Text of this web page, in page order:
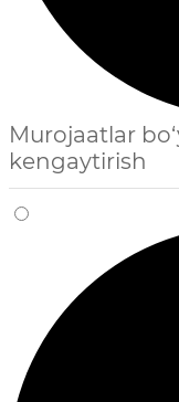
Murojaatlar
kengaytirish